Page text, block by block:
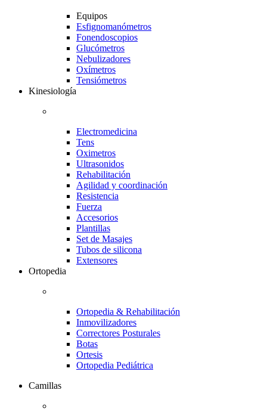
Equipos
Esfignomanómetros
Fonendoscopios
Glucómetros
Nebulizadores
Oxímetros
Tensiómetros
Kinesiología
Electromedicina
Tens
Oximetros
Ultrasonidos
Rehabilitación
Agilidad y coordinación
Resistencia
Fuerza
Accesorios
Plantillas
Set de Masajes
Tubos de silicona
Extensores
Ortopedia
Ortopedia & Rehabilitación
Inmovilizadores
Correctores Posturales
Botas
Ortesis
Ortopedia Pediátrica
Camillas